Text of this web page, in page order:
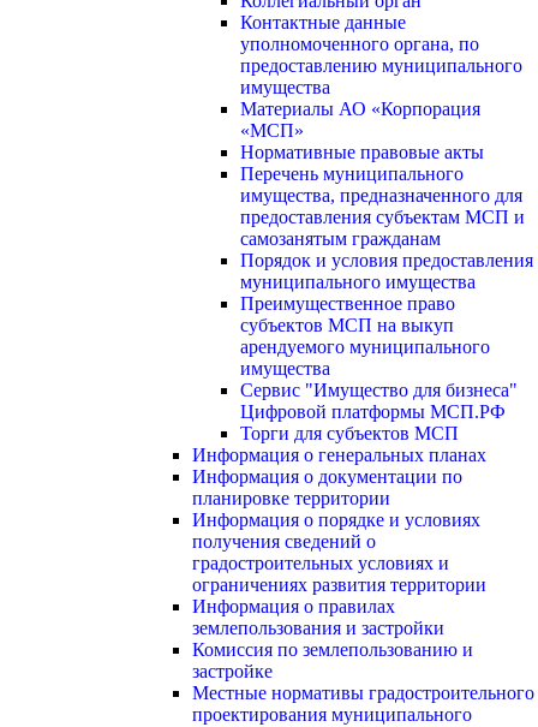
Контактные данные
уполномоченного органа, по
предоставлению муниципального
имущества
Материалы АО «Корпорация
«МСП»
Нормативные правовые акты
Перечень муниципального
имущества, предназначенного для
предоставления субъектам МСП и
самозанятым гражданам
Порядок и условия предоставления
муниципального имущества
Преимущественное право
субъектов МСП на выкуп
арендуемого муниципального
имущества
Сервис "Имущество для бизнеса"
Цифровой платформы МСП.РФ
Торги для субъектов МСП
Информация о генеральных планах
Информация о документации по
планировке территории
Информация о порядке и условиях
получения сведений о
градостроительных условиях и
ограничениях развития территории
Информация о правилах
землепользования и застройки
Комиссия по землепользованию и
застройке
Местные нормативы градостроительного
проектирования муниципального